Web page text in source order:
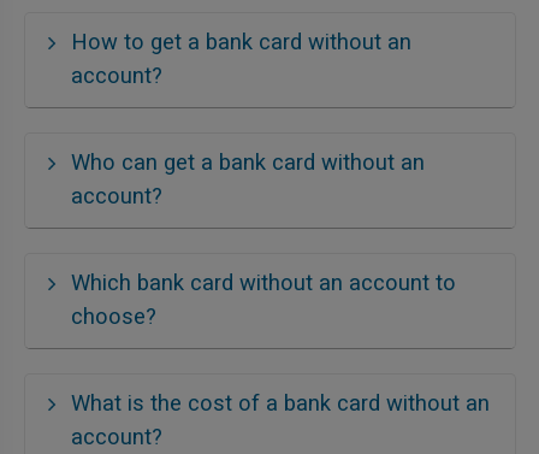
How to get a bank card without an
account?
Who can get a bank card without an
account?
Which bank card without an account to
choose?
What is the cost of a bank card without an
account?